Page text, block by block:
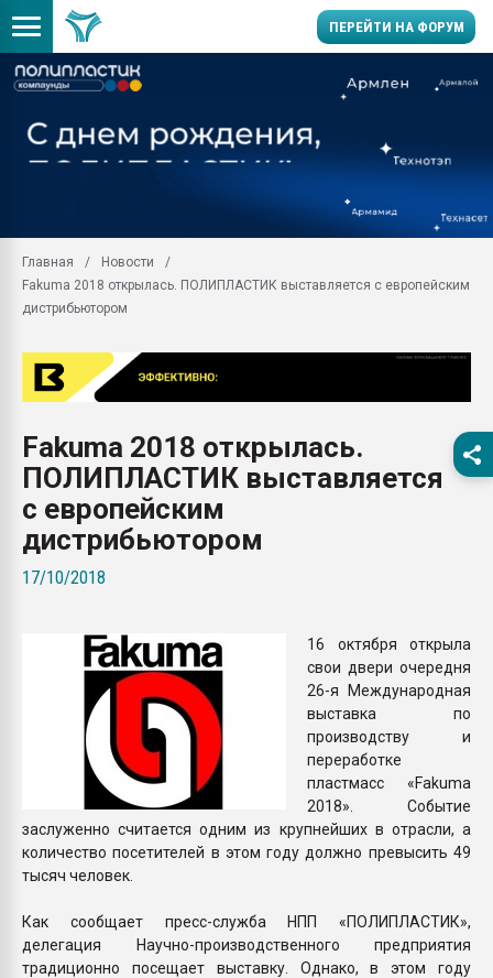
ПЕРЕЙТИ НА ФОРУМ
Вакуум-формовочные
ближайшее
28.07.2026
Всё, что касается
вакуумного
Продам отходы
поликарбоната и АБС-
Главная
Новости
Fakuma 2018 открылась. ПОЛИПЛАСТИК выставляется с европейским
дистрибьютором
Fakuma 2018 открылась.
ПОЛИПЛАСТИК выставляется
с европейским
дистрибьютором
17/10/2018
16 октября открыла
свои двери очередня
26-я Международная
выставка по
производству и
переработке
пластмасс «Fakuma
2018». Событие
заслуженно считается одним из крупнейших в отрасли, а
количество посетителей в этом году должно превысить 49
тысяч человек.
Как сообщает пресс-служба НПП «ПОЛИПЛАСТИК»,
делегация Научно-производственного предприятия
традиционно посещает выставку. Однако, в этом году